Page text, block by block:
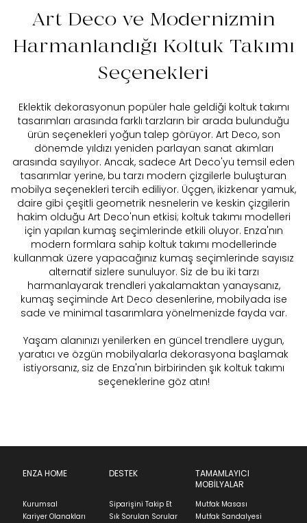
Art Deco ve Modernizmin
Harmanlandığı Koltuk Takımı
Seçenekleri
Eklektik dekorasyonun popüler hale geldiği koltuk takımı
tasarımları arasında farklı tarzların bir arada bulunduğu
ürün seçenekleri yoğun talep görüyor. Art Deco, son
dönemde yıldızı yeniden parlayan sanat akımları
arasında sayılıyor. Ancak, sadece Art Deco'yu temsil eden
tasarımlar yerine, bu tarzı modern çizgilerle buluşturan
mobilya seçenekleri tercih ediliyor. Üçgen, ikizkenar yamuk,
daire gibi çeşitli geometrik nesnelerin ve keskin çizgilerin
hakim olduğu Art Deco'nun etkisi; koltuk takımı modelleri
için yapılan kumaş seçimlerinde etkili oluyor. Enza'nın
modern formlara sahip koltuk takımı modellerinde
kullanmak üzere yapacağınız kumaş seçimlerinde sayısız
alternatif sizlere sunuluyor. Siz de bu iki tarzı
harmanlayarak trendleri yakalamaktan yanaysanız,
kumaş seçiminde Art Deco desenlerine, mobilyada ise
sade ve minimal tasarımlara yönelmenizde fayda var.
Yaşam alanınızı yenilerken en güncel trendlere uygun,
yaratıcı ve özgün mobilyalarla dekorasyona başlamak
istiyorsanız, siz de Enza'nın birbirinden şık koltuk takımı
seçeneklerine göz atın!
ENZA HOME
Kurumsal
Kariyer Olanakları
DESTEK
Siparişini Takip Et
Sık Sorulan Sorular
TAMAMLAYICI
MOBİLYALAR
Mutfak Masası
Mutfak Sandalyesi